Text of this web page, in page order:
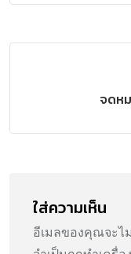
จดห
ใส่ความเห็น
อีเมลของคุณจะไ